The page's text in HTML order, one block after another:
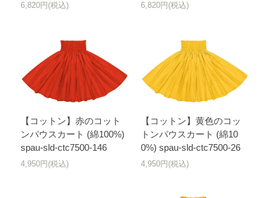
6,820円(税込) 6,820円(税込)
【コットン】赤のコット
ンパウスカート (綿100%)
spau-sld-ctc7500-146
4,950円(税込)
【コットン】黄色のコッ
トンパウスカート (綿10
0%) spau-sld-ctc7500-26
4,950円(税込)